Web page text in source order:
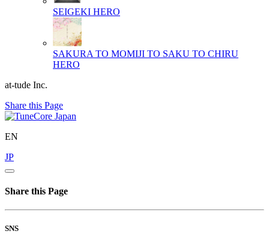
SEIGEKI HERO
SAKURA TO MOMIJI TO SAKU TO CHIRU
HERO
at-tude Inc.
Share this Page
EN
JP
Share this Page
SNS